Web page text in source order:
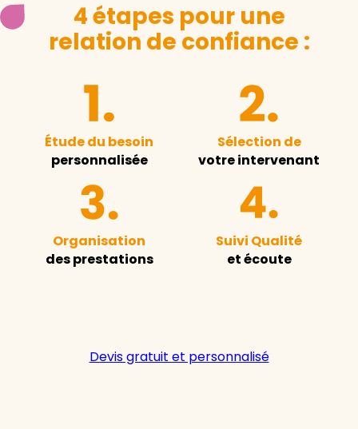
4 étapes pour une
relation de confiance :
Étude du besoin
personnalisée
Sélection de
votre intervenant
Organisation
des prestations
Suivi Qualité
et écoute
Devis gratuit et personnalisé